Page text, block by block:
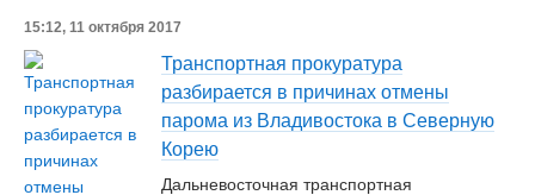
15:12, 11 октября 2017
Транспортная прокуратура
разбирается в причинах отмены
парома из Владивостока в Северную
Корею
Дальневосточная транспортная